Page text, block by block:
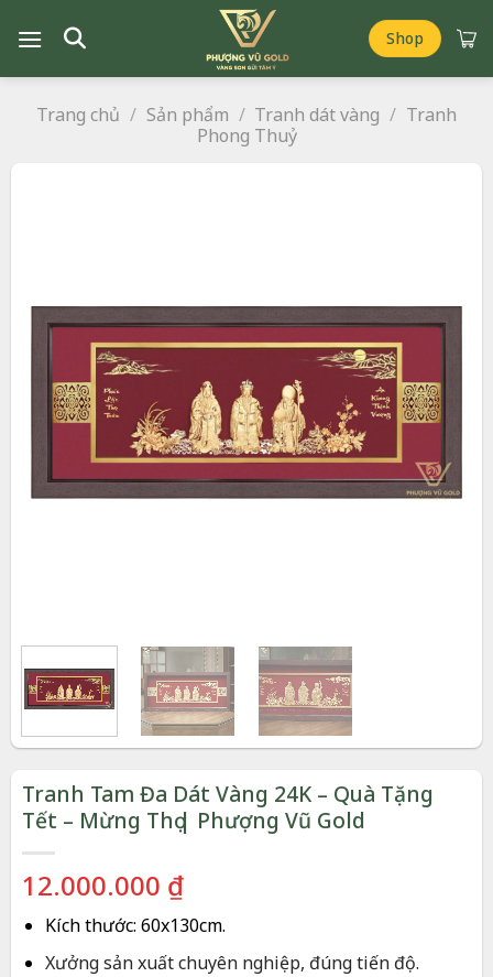
đến
Shop
Trang chủ / Sản phẩm / Tranh dát vàng / Tranh
Phong Thuỷ
Tranh Tam Đa Dát Vàng 24K – Quà Tặng
Tết – Mừng Thọ | Phượng Vũ Gold
12.000.000 ₫
Kích thước: 60x130cm.
Xưởng sản xuất chuyên nghiệp, đúng tiến độ.